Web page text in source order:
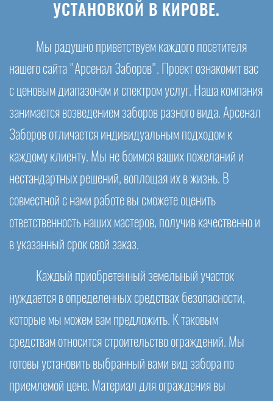
УСТАНОВКОЙ В КИРОВЕ.
Мы радушно приветствуем каждого посетителя
нашего сайта "Арсенал Заборов". Проект ознакомит вас
с ценовым диапазоном и спектром услуг. Наша компания
занимается возведением заборов разного вида. Арсенал
Заборов отличается индивидуальным подходом к
каждому клиенту. Мы не боимся ваших пожеланий и
нестандартных решений, воплощая их в жизнь. В
совместной с нами работе вы сможете оценить
ответственность наших мастеров, получив качественно и
в указанный срок свой заказ.
Каждый приобретенный земельный участок
нуждается в определенных средствах безопасности,
которые мы можем вам предложить. К таковым
средствам относится строительство ограждений. Мы
готовы установить выбранный вами вид забора по
приемлемой цене. Материал для ограждения вы